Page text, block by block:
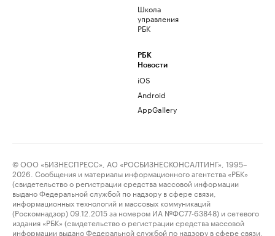
Школа
управления
РБК
РБК
Новости
iOS
Android
AppGallery
© ООО «БИЗНЕСПРЕСС», АО «РОСБИЗНЕСКОНСАЛТИНГ», 1995–
2026. Сообщения и материалы информационного агентства «РБК»
(свидетельство о регистрации средства массовой информации
выдано Федеральной службой по надзору в сфере связи,
информационных технологий и массовых коммуникаций
(Роскомнадзор) 09.12.2015 за номером ИА №ФС77-63848) и сетевого
издания «РБК» (свидетельство о регистрации средства массовой
информации выдано Федеральной службой по надзору в сфере связи,